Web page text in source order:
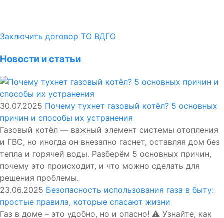
Заключить договор ТО ВДГО
Новости и статьи
30.07.2025 Почему тухнет газовый котёл? 5 основных
причин и способы их устранения
Газовый котёл — важный элемент системы отопления
и ГВС, но иногда он внезапно гаснет, оставляя дом без
тепла и горячей воды. Разберём 5 основных причин,
почему это происходит, и что можно сделать для
решения проблемы.
23.06.2025 Безопасность использования газа в быту:
простые правила, которые спасают жизни
Газ в доме – это удобно, но и опасно! ⚠️ Узнайте, как